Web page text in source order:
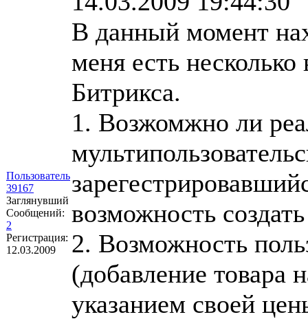
Пользователь
39167
Заглянувший
Сообщений:
2
Регистрация:
12.03.2009
В данный момент
меня есть
Битрикса.
1. Возжомжно ли
возможность
2. Возможность
(добавление товара
указанием своей